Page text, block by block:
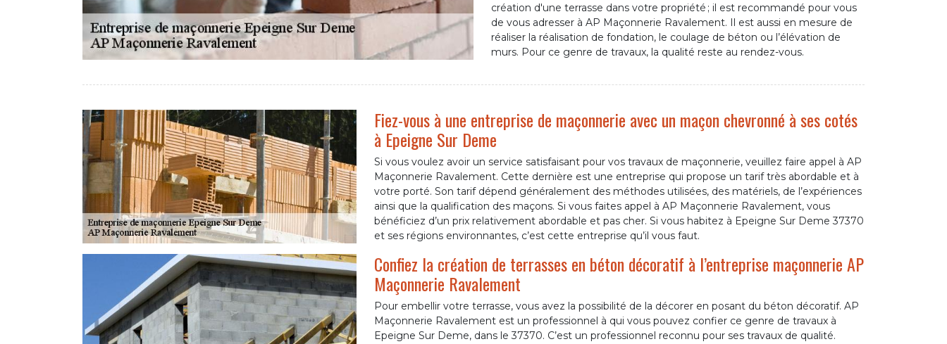
création d'une terrasse dans votre propriété ; il est recommandé pour vous
de vous adresser à AP Maçonnerie Ravalement. Il est aussi en mesure de
réaliser la réalisation de fondation, le coulage de béton ou l’élévation de
murs. Pour ce genre de travaux, la qualité reste au rendez-vous.
Fiez-vous à une entreprise de maçonnerie avec un maçon chevronné à ses cotés
à Epeigne Sur Deme
Si vous voulez avoir un service satisfaisant pour vos travaux de maçonnerie, veuillez faire appel à AP
Maçonnerie Ravalement. Cette dernière est une entreprise qui propose un tarif très abordable et à
votre porté. Son tarif dépend généralement des méthodes utilisées, des matériels, de l’expériences
ainsi que la qualification des maçons. Si vous faites appel à AP Maçonnerie Ravalement, vous
bénéficiez d’un prix relativement abordable et pas cher. Si vous habitez à Epeigne Sur Deme 37370
et ses régions environnantes, c’est cette entreprise qu’il vous faut.
Confiez la création de terrasses en béton décoratif à l’entreprise maçonnerie AP
Maçonnerie Ravalement
Pour embellir votre terrasse, vous avez la possibilité de la décorer en posant du béton décoratif. AP
Maçonnerie Ravalement est un professionnel à qui vous pouvez confier ce genre de travaux à
Epeigne Sur Deme, dans le 37370. C’est un professionnel reconnu pour ses travaux de qualité.